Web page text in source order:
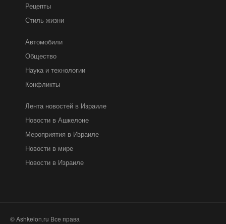
Рецепты
Стиль жизни
Автомобили
Общество
Наука и технологии
Конфликты
Лента новостей в Израиле
Новости в Ашкелоне
Мероприятия в Израиле
Новости в мире
Новости в Израиле
© Ashkelon.ru Все права